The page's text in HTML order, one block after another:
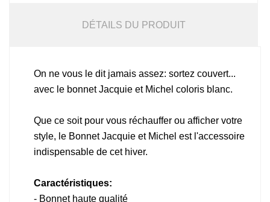
DÉTAILS DU PRODUIT
On ne vous le dit jamais assez: sortez couvert...
avec le bonnet Jacquie et Michel coloris blanc.
Que ce soit pour vous réchauffer ou afficher votre
style, le Bonnet Jacquie et Michel est l'accessoire
indispensable de cet hiver.
Caractéristiques:
- Bonnet haute qualité